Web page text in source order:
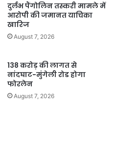
दुर्लभ पैंगोलिन तस्करी मामले में
आरोपी की जमानत याचिका
खारिज
August 7, 2026
138 करोड़ की लागत से
नांदघाट-मुंगेली रोड होगा
फोरलेन
August 7, 2026